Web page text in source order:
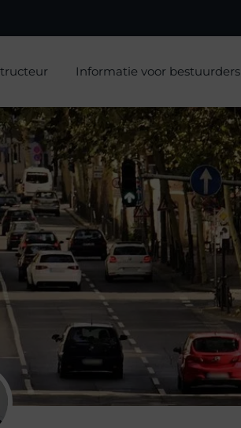
Informatie voor bestuurders